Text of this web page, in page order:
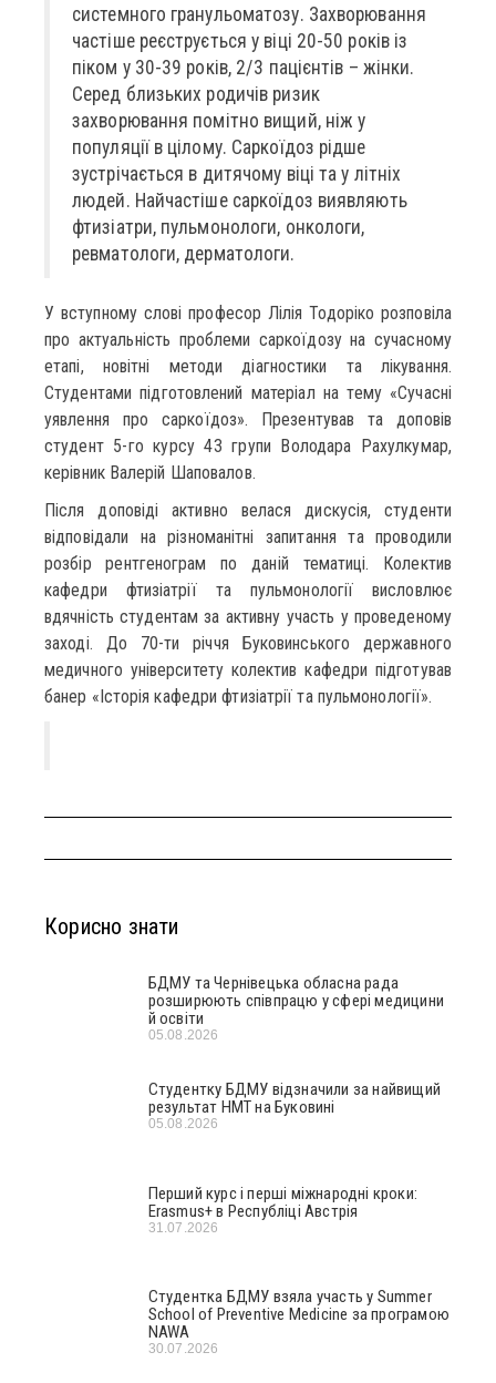
системного гранульоматозу. Захворювання
частіше реєструється у віці 20-50 років із
піком у 30-39 років, 2/3 пацієнтів – жінки.
Серед близьких родичів ризик
захворювання помітно вищий, ніж у
популяції в цілому. Саркоїдоз рідше
зустрічається в дитячому віці та у літніх
людей. Найчастіше саркоїдоз виявляють
фтизіатри, пульмонологи, онкологи,
ревматологи, дерматологи.
У вступному слові професор Лілія Тодоріко розповіла
про актуальність проблеми саркоїдозу на сучасному
етапі, новітні методи діагностики та лікування.
Студентами підготовлений матеріал на тему «Сучасні
уявлення про саркоїдоз». Презентував та доповів
студент 5-го курсу 43 групи Володара Рахулкумар,
керівник Валерій Шаповалов.
Після доповіді активно велася дискусія, студенти
відповідали на різноманітні запитання та проводили
розбір рентгенограм по даній тематиці. Колектив
кафедри фтизіатрії та пульмонології висловлює
вдячність студентам за активну участь у проведеному
заході. До 70-ти річчя Буковинського державного
медичного університету колектив кафедри підготував
банер «Історія кафедри фтизіатрії та пульмонології».
Корисно знати
БДМУ та Чернівецька обласна рада
розширюють співпрацю у сфері медицини
й освіти
05.08.2026
Студентку БДМУ відзначили за найвищий
результат НМТ на Буковині
05.08.2026
Перший курс і перші міжнародні кроки:
Erasmus+ в Республіці Австрія
31.07.2026
Студентка БДМУ взяла участь у Summer
School of Preventive Medicine за програмою
NAWA
30.07.2026